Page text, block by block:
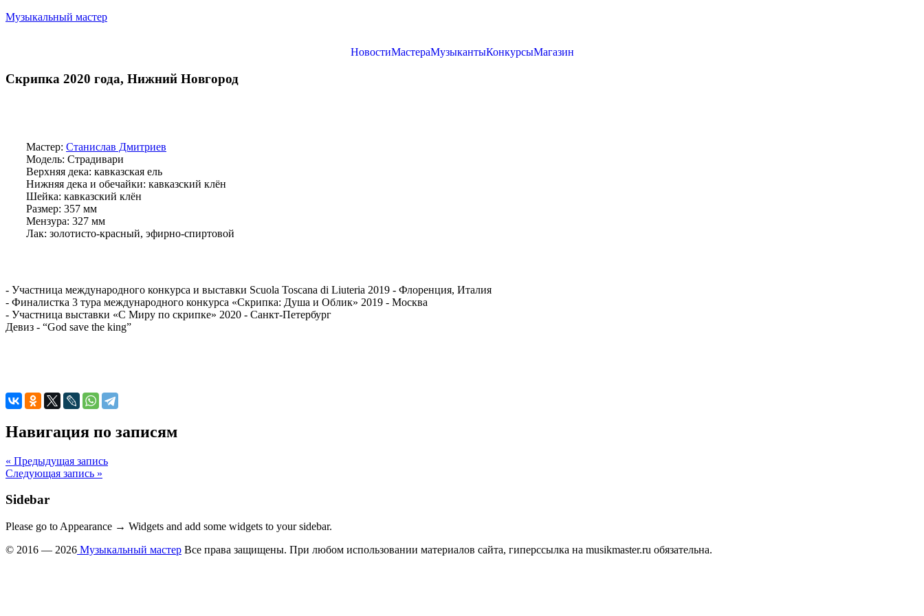
Музыкальный мастер
НовостиМастераМузыкантыКонкурсыМагазин
Скрипка 2020 года, Нижний Новгород
Мастер: Станислав Дмитриев
Модель: Страдивари
Верхняя дека: кавказская ель
Нижняя дека и обечайки: кавказский клён
Шейка: кавказский клён
Размер: 357 мм
Мензура: 327 мм
Лак: золотисто-красный, эфирно-спиртовой
- Участница международного конкурса и выставки Scuola Toscana di Liuteria 2019 - Флоренция, Италия
- Финалистка 3 тура международного конкурса «Скрипка: Душа и Облик» 2019 - Москва
- Участница выставки «С Миру по скрипке» 2020 - Санкт-Петербург
Девиз - “God save the king”
Навигация по записям
« Предыдущая запись
Следующая запись »
Sidebar
Please go to Appearance → Widgets and add some widgets to your sidebar.
© 2016 — 2026 Музыкальный мастер Все права защищены. При любом использовании материалов сайта, гиперссылка на musikmaster.ru обязательна.